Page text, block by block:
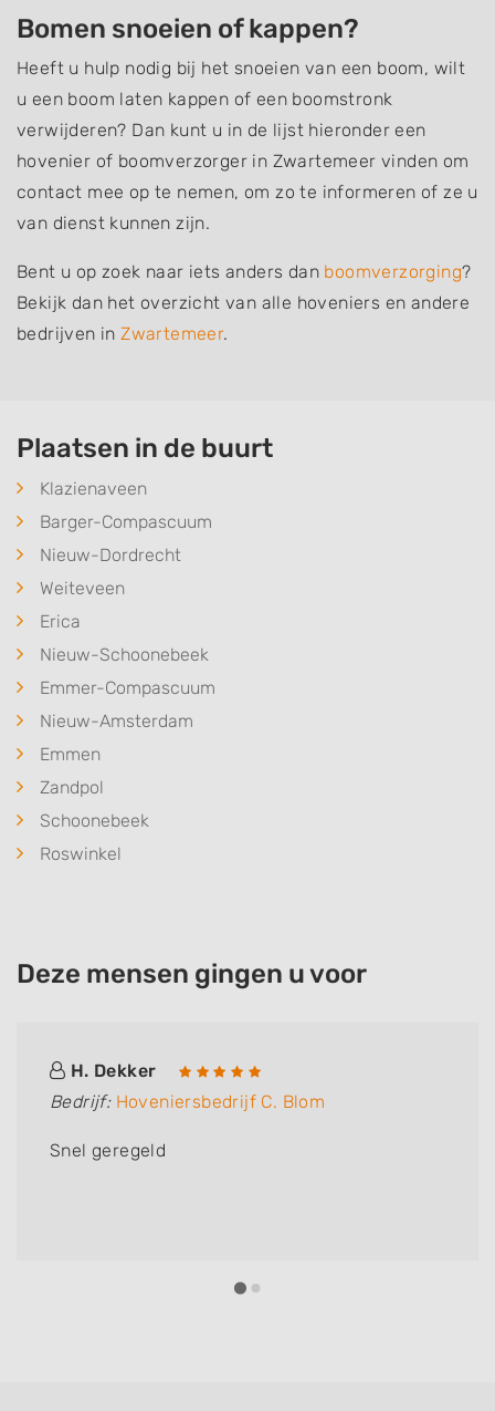
Bomen snoeien of kappen?
Heeft u hulp nodig bij het snoeien van een boom, wilt
u een boom laten kappen of een boomstronk
verwijderen? Dan kunt u in de lijst hieronder een
hovenier of boomverzorger in Zwartemeer vinden om
contact mee op te nemen, om zo te informeren of ze u
van dienst kunnen zijn.
Bent u op zoek naar iets anders dan boomverzorging?
Bekijk dan het overzicht van alle hoveniers en andere
bedrijven inZwartemeer.
Plaatsen in de buurt
Klazienaveen
Barger-Compascuum
Nieuw-Dordrecht
Weiteveen
Erica
Nieuw-Schoonebeek
Emmer-Compascuum
Nieuw-Amsterdam
Emmen
Zandpol
Schoonebeek
Roswinkel
Deze mensen gingen u voor
H. Dekker
Bedrijf: Hoveniersbedrijf C. Blom
Snel geregeld